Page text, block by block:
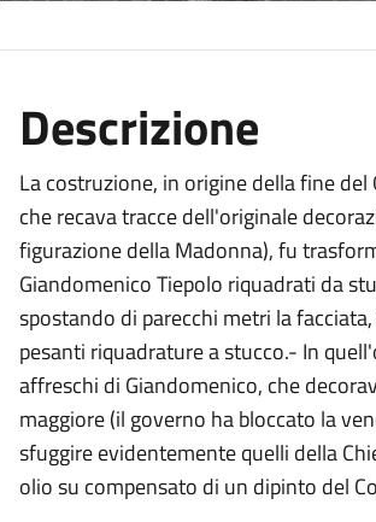
Descrizione
La costruzione, in origine della fine
che recava tracce dell'originale
figurazione della Madonna), fu
Giandomenico Tiepolo riquadrati da
spostando di parecchi metri la
pesanti riquadrature a stucco.- In
affreschi di Giandomenico, che
maggiore (il governo ha bloccato la
sfuggire evidentemente quelli della
olio su compensato di un dipinto del